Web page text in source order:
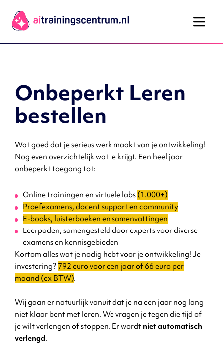
Onbeperkt Leren
bestellen
Wat goed dat je serieus werk maakt van je ontwikkeling!
Nog even overzichtelijk wat je krijgt. Een heel jaar
onbeperkt toegang tot:
Online trainingen en virtuele labs (1.000+)
Proefexamens, docent support en community
E-books, luisterboeken en samenvattingen
Leerpaden, samengesteld door experts voor diverse
examens en kennisgebieden
Kortom alles wat je nodig hebt voor je ontwikkeling! Je
investering? 792 euro voor een jaar of 66 euro per
maand (ex BTW).
Wij gaan er natuurlijk vanuit dat je na een jaar nog lang
niet klaar bent met leren. We vragen je tegen die tijd of
je wilt verlengen of stoppen. Er wordt niet automatisch
verlengd.